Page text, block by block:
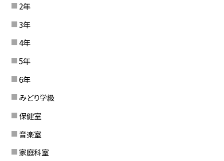
2年
3年
4年
5年
6年
みどり学級
保健室
音楽室
家庭科室